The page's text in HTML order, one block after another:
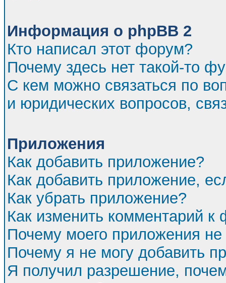
Информация о phpBB 2
Кто написал этот форум?
Почему здесь нет такой-то
С кем можно связаться по
и юридических вопросов,
Приложения
Как добавить приложение?
Как добавить приложение,
Как убрать приложение?
Как изменить комментарий к
Почему моего приложения не
Почему я не могу добавить
Я получил разрешение,